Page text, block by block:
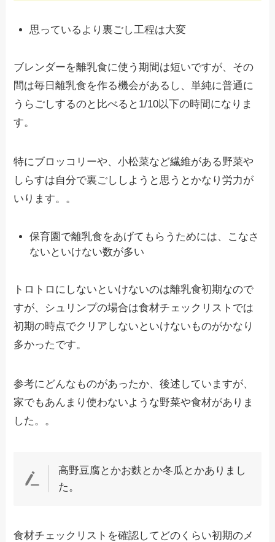
思っているより裏ごし工程は大変
ブレンダーを離乳食に使う期間は短いですが、その
間は毎日離乳食を作る機会があるし、単純に普通に
うらごしするのと比べると1/10以下の時間になりま
す。
特にブロッコリーや、小松菜など繊維がある野菜や
しらすは自分で裏ごししようと思うとかなり労力が
いります。。
保育園で離乳食をあげてもらうためには、こなさ
ないといけない数が多い
トロトロにしないといけないのは離乳食初期なので
すが、シュリンプの場合は食材チェックリストでは
初期の時点でクリアしないといけないものがかなり
多かったです。
参考にどんなものがあったか、後述していますが、
家でもあんまり使わないような野菜や食材がありま
した。。
高野豆腐とかお麩とか冬瓜とかありまし
た。
食材チェックリストを確認してどのくらい初期のメ